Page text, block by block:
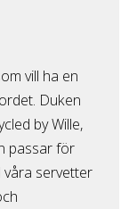
vill ha en
Duken
by Wille,
passar för
våra servetter